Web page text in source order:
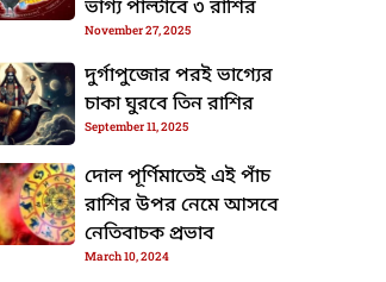
ভাগ্য পাল্টাবে ৩ রাশির
November 27, 2025
দুর্গাপুজোর পরই ভাগ্যের
চাকা ঘুরবে তিন রাশির
September 11, 2025
দোল পূর্ণিমাতেই এই পাঁচ
রাশির উপর নেমে আসবে
নেতিবাচক প্রভাব
March 10, 2024